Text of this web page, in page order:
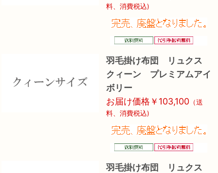
料、消費税込)
羽毛掛け布団 リュクス
クィーン プレミアムアイ
ボリー
お届け価格￥103,100 （送
料、消費税込)
羽毛掛け布団 リュクス